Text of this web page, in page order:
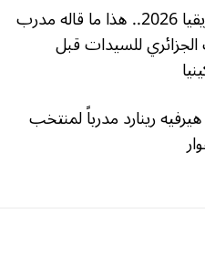
كأس إفريقيا 2026.. هذا ما قاله مدرب
للسيدات قبل
رينارد مدرباً لمنتخب